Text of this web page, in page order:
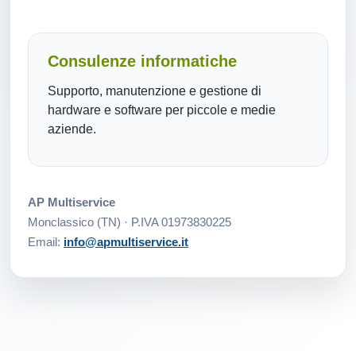
Consulenze informatiche
Supporto, manutenzione e gestione di
hardware e software per piccole e medie
aziende.
AP Multiservice
Monclassico (TN) · P.IVA 01973830225
Email: info@apmultiservice.it